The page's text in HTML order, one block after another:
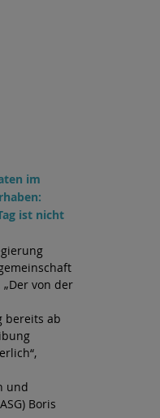
im
ist nicht
von der
bereits ab
und
Boris